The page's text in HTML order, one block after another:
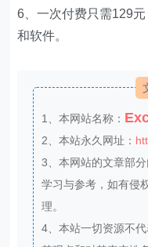
6、一次付费只需129
和软件。
1、本网站名称：
2、本站永久网址：
3、本网站的文章部
学习与参考，如有侵
理。
4、本站一切资源不